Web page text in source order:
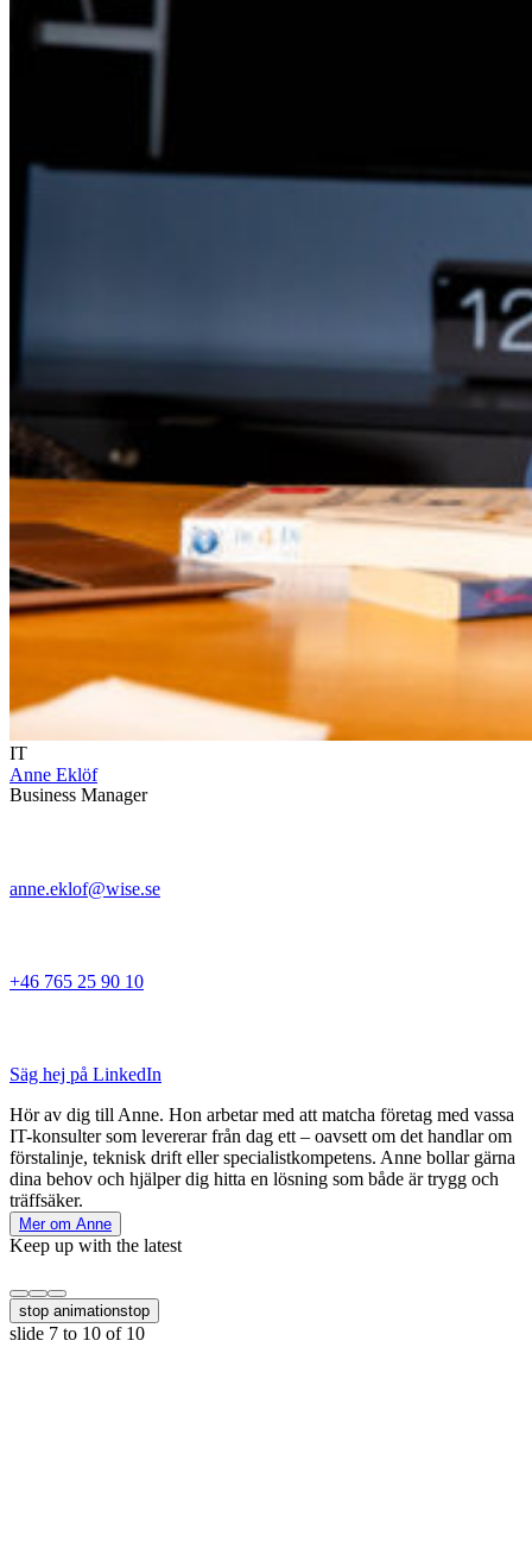
IT
Anne Eklöf
Business Manager
anne.eklof@wise.se
+46 765 25 90 10
Säg hej på LinkedIn
Hör av dig till Anne. Hon arbetar med att matcha företag med vassa
IT-konsulter som levererar från dag ett – oavsett om det handlar om
förstalinje, teknisk drift eller specialistkompetens. Anne bollar gärna
dina behov och hjälper dig hitta en lösning som både är trygg och
träffsäker.
Mer om Anne
Keep up with the latest
stop animationstop
slide 7 to 10 of 10